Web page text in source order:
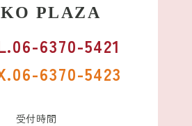
6370-5421
6370-5423
受付時間